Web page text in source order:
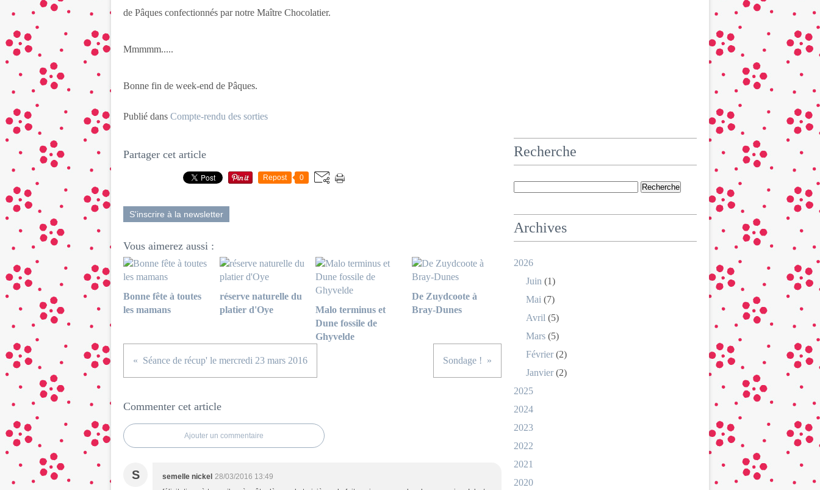
de Pâques confectionnés par notre Maître Chocolatier.
Mmmmm.....
Bonne fin de week-end de Pâques.
Publié dans Compte-rendu des sorties
Partager cet article
Repost 0
S'inscrire à la newsletter
Vous aimerez aussi :
Bonne fête à toutes
les mamans
réserve naturelle du
platier d'Oye
Malo terminus et
Dune fossile de
Ghyvelde
De Zuydcoote à
Bray-Dunes
Séance de récup' le mercredi 23 mars 2016 Sondage !
Commenter cet article
Ajouter un commentaire
S semelle nickel 28/03/2016 13:49
Recherche
Archives
2026
Juin (1)
Mai (7)
Avril (5)
Mars (5)
Février (2)
Janvier (2)
2025
2024
2023
2022
2021
2020